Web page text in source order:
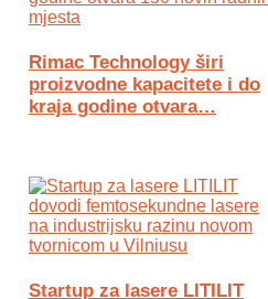
Rimac Technology širi
proizvodne kapacitete i do
kraja godine otvara…
Startup za lasere LITILIT